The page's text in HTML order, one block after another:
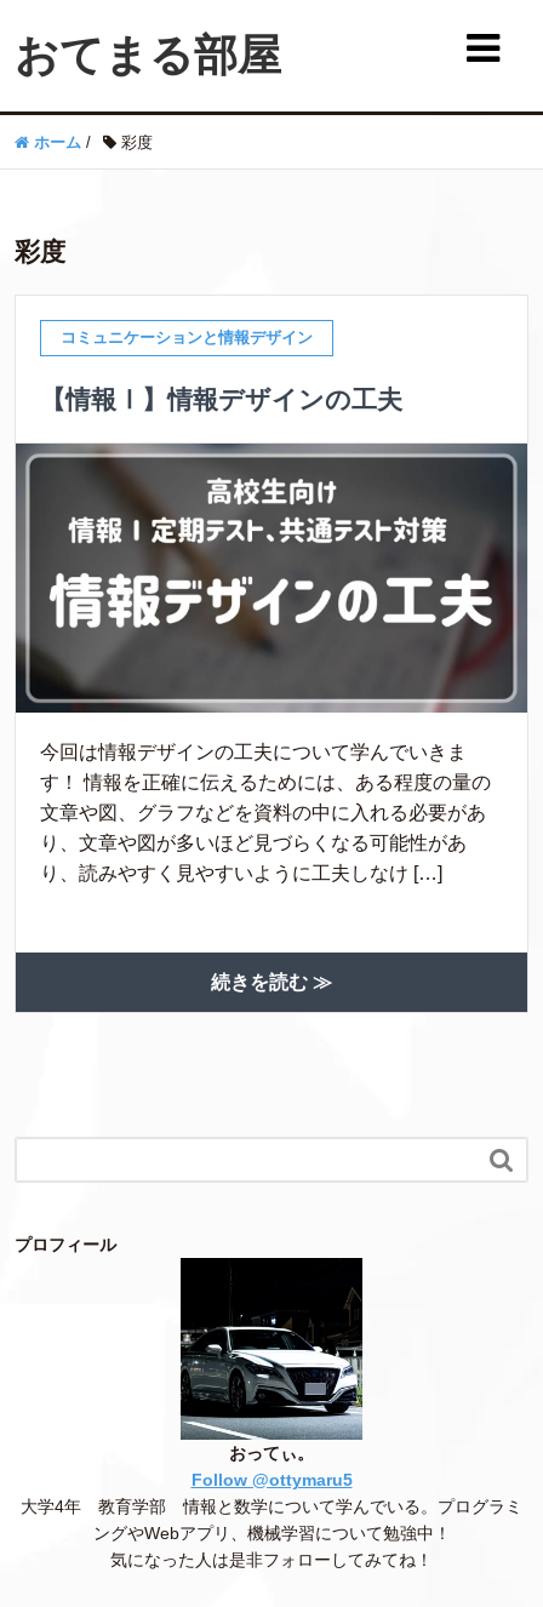
おてまる部屋
ホーム / 彩度
彩度
コミュニケーションと情報デザイン
【情報Ⅰ】情報デザインの工夫
今回は情報デザインの工夫について学んでいきま
す！ 情報を正確に伝えるためには、ある程度の量の
文章や図、グラフなどを資料の中に入れる必要があ
り、文章や図が多いほど見づらくなる可能性があ
り、読みやすく見やすいように工夫しなけ […]
続きを読む ≫

プロフィール
おってぃ。
Follow @ottymaru5
大学4年 教育学部 情報と数学について学んでいる。プログラミ
ングやWebアプリ、機械学習について勉強中！
気になった人は是非フォローしてみてね！